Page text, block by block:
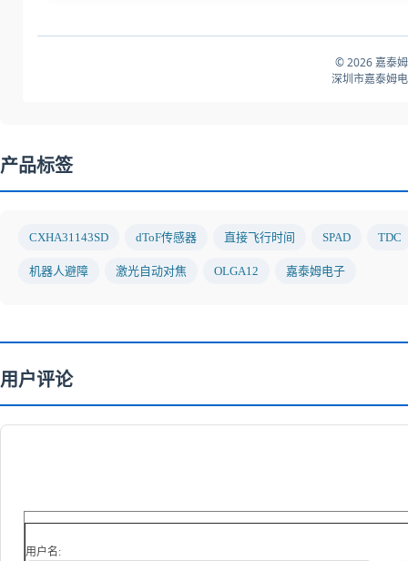
© 2026 嘉泰
深圳市嘉泰姆
产品标签
CXHA31143SD dToF传感器 直接飞行时间 SPAD TDC
机器人避障 激光自动对焦 OLGA12 嘉泰姆电子
用户评论
用户名: